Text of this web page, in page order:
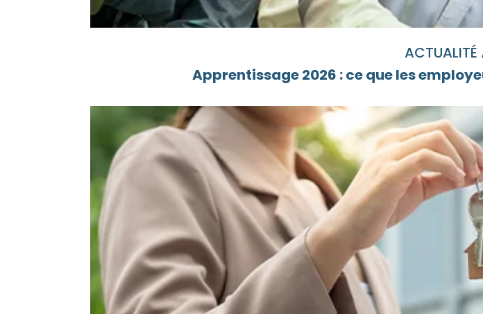
ACTUALITÉ
Apprentissage 2026 : ce que les